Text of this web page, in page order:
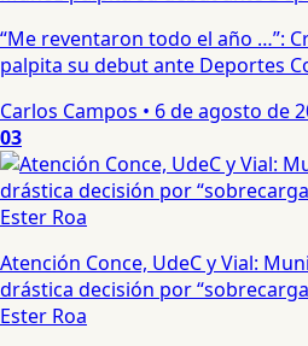
“Me reventaron todo el año …”:
palpita su debut ante Deportes
Carlos Campos • 6 de agosto de
03
Atención Conce, UdeC y Vial:
drástica decisión por
Ester Roa